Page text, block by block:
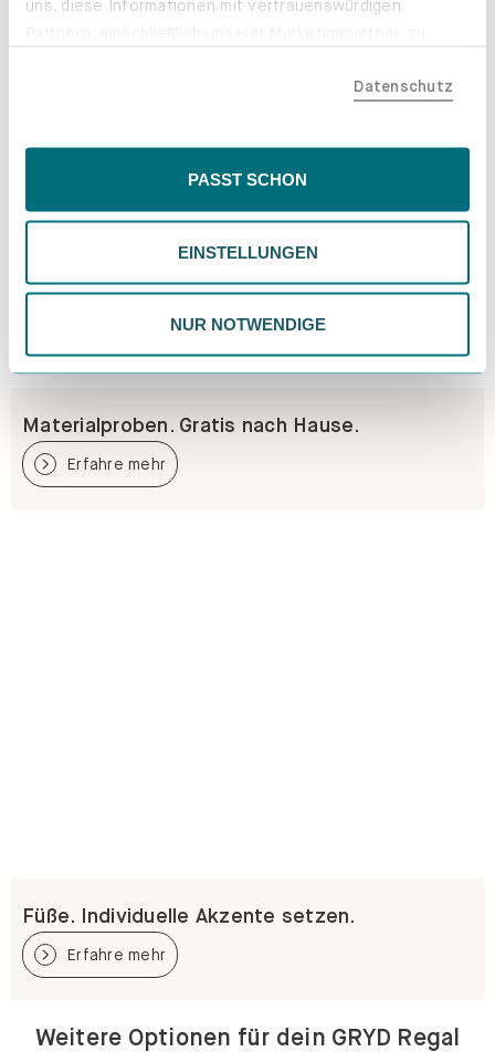
uns, diese Informationen mit vertrauenswürdigen
der EU, beispielsweise in den USA, verarbeitet werden
Inhalte eingeschränkt sein könnten. Wähle
deiner Präferenzen. Du kannst deine Wahl jederzeit
ändern. Weitere Informationen findest du in unserer
Datenschutzrichtlinie.
Datenschutz
PASST SCHON
EINSTELLUNGEN
NUR NOTWENDIGE
Materialproben. Gratis nach Hause.
Erfahre mehr
Füße. Individuelle Akzente setzen.
Erfahre mehr
Weitere Optionen für dein GRYD Regal